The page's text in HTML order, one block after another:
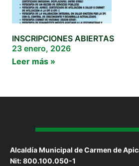
INSCRIPCIONES ABIERTAS
23 enero, 2026
Leer más »
Alcaldía Municipal de Carmen de
Nit: 800.100.050-1